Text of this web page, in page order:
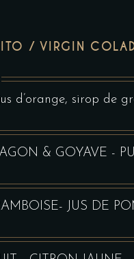
/ VIRGIN
d’orange, sirop de
& GOYAVE -
JUS DE